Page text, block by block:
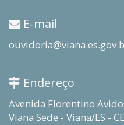
E-mail
Endereço
Avenida Florentino
Viana Sede - Viana/ES -